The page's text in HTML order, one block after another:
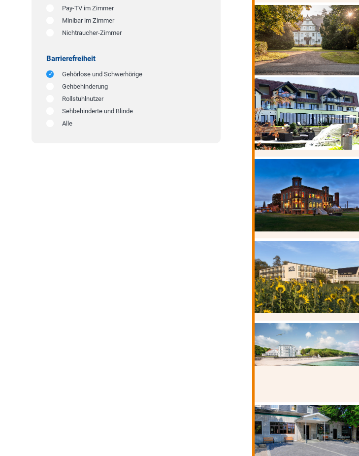
Pay-TV im Zimmer
Minibar im Zimmer
Nichtraucher-Zimmer
Barrierefreiheit
Gehörlose und Schwerhörige
Gehbehinderung
Rollstuhlnutzer
Sehbehinderte und Blinde
Alle